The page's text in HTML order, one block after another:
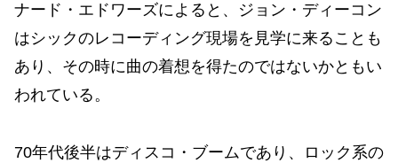
ナード・エドワーズによると、ジョン・ディーコン
はシックのレコーディング現場を見学に来ることも
あり、その時に曲の着想を得たのではないかともい
われている。
70年代後半はディスコ・ブームであり、ロック系の